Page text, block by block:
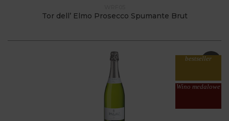
Tor dell’ Elmo Prosecco Spumante Brut
bestseller
Wino medalowe